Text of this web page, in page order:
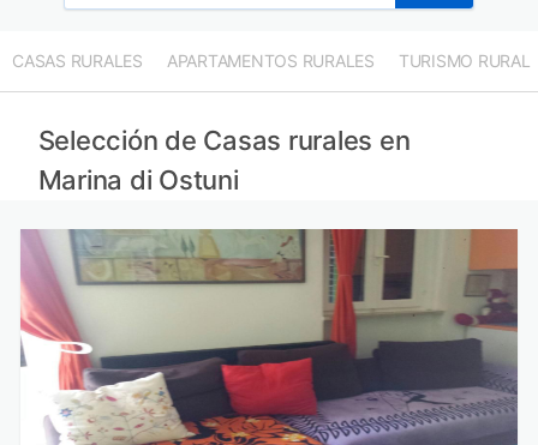
CASAS RURALES APARTAMENTOS RURALES TURISMO RURAL
Selección de Casas rurales en
Marina di Ostuni